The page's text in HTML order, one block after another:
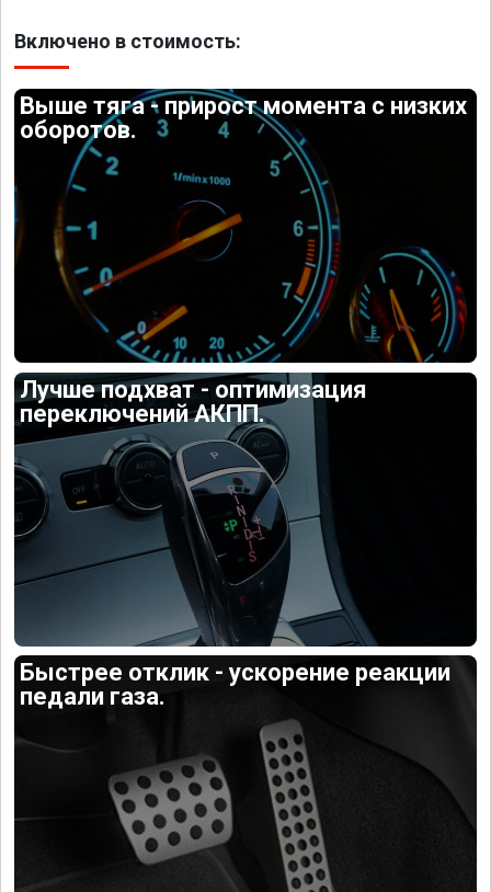
Включено в стоимость:
Выше тяга - прирост момента с низких
оборотов.
Лучше подхват - оптимизация
переключений АКПП.
Быстрее отклик - ускорение реакции
педали газа.